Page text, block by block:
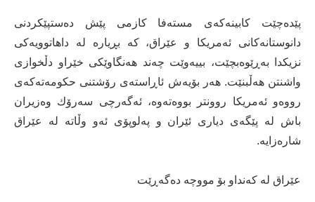
پێده‌چێت كابینه‌كه‌ى مسته‌فا كازمى پێش ده‌ستپێكردنى
دانوستانه‌كانى ئه‌مریكا و عێراق، كه‌ بڕیاره‌ له‌ داهاتوویه‌كى
نزیكدا به‌ڕێوه‌بچێت، بییه‌وێت چه‌ند هه‌نگاوێكى خێراو دڵخوازى
واشنتن هه‌ڵبنێت. هه‌ر بۆیه‌ش ئاڕاسته‌ى رۆشتنى حكومه‌ته‌كه‌ى
رووه‌و ئه‌مریكا روونتر بووه‌ته‌وه‌، ئه‌گه‌رچى سه‌رۆك وه‌زیران
باش له‌ پێگەی دیارى ئێران و په‌لوپۆى ئه‌و وڵاته‌ له‌ عێراق
شاره‌زایه‌.
عێراق له‌ كه‌نداو بۆ مووچه‌ ده‌گه‌ڕێت